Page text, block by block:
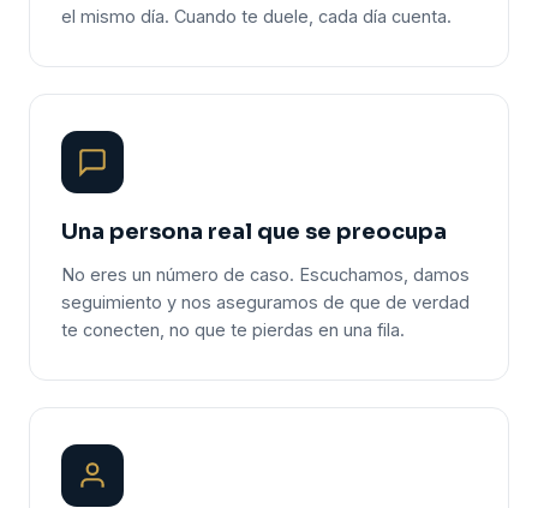
el mismo día. Cuando te duele, cada día cuenta.
Una persona real que se preocupa
No eres un número de caso. Escuchamos, damos
seguimiento y nos aseguramos de que de verdad
te conecten, no que te pierdas en una fila.